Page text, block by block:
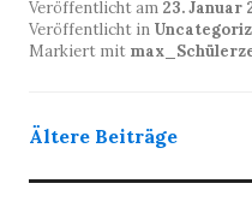
Veröffentlicht am 23. Januar
Veröffentlicht in
Markiert mit
Ältere Beiträge